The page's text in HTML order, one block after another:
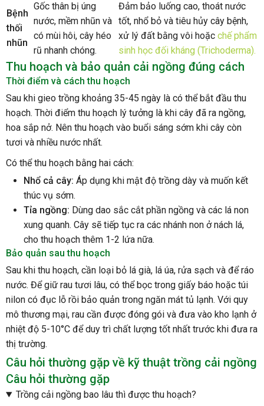
Bệnh
thối
nhũn
Gốc thân bị úng
nước, mềm nhũn và
có mùi hôi, cây héo
rũ nhanh chóng.
Đảm bảo luống cao, thoát nước
tốt, nhổ bỏ và tiêu hủy cây bệnh,
xử lý đất bằng vôi hoặc chế phẩm
sinh học đối kháng (Trichoderma).
Thu hoạch và bảo quản cải ngồng đúng cách
Thời điểm và cách thu hoạch
Sau khi gieo trồng khoảng 35-45 ngày là có thể bắt đầu thu
hoạch. Thời điểm thu hoạch lý tưởng là khi cây đã ra ngồng,
hoa sắp nở. Nên thu hoạch vào buổi sáng sớm khi cây còn
tươi và nhiều nước nhất.
Có thể thu hoạch bằng hai cách:
Nhổ cả cây: Áp dụng khi mật độ trồng dày và muốn kết
thúc vụ sớm.
Tỉa ngồng: Dùng dao sắc cắt phần ngồng và các lá non
xung quanh. Cây sẽ tiếp tục ra các nhánh non ở nách lá,
cho thu hoạch thêm 1-2 lứa nữa.
Bảo quản sau thu hoạch
Sau khi thu hoạch, cần loại bỏ lá già, lá úa, rửa sạch và để ráo
nước. Để giữ rau tươi lâu, có thể bọc trong giấy báo hoặc túi
nilon có đục lỗ rồi bảo quản trong ngăn mát tủ lạnh. Với quy
mô thương mại, rau cần được đóng gói và đưa vào kho lạnh ở
nhiệt độ 5-10°C để duy trì chất lượng tốt nhất trước khi đưa ra
thị trường.
Câu hỏi thường gặp về kỹ thuật trồng cải ngồng
Câu hỏi thường gặp
Trồng cải ngồng bao lâu thì được thu hoạch?